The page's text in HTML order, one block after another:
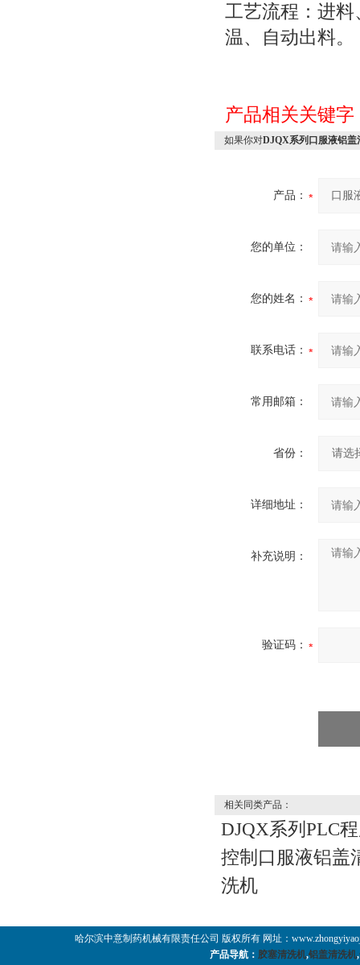
工艺流程：进
温、自动出料。
产品相关关键字
如果你对DJQX系列口服液铝盖
产品：
您的单位：
您的姓名：
联系电话：
常用邮箱：
省份：
详细地址：
补充说明：
验证码：
相关同类产品：
DJQX系列PLC
控制口服液铝盖
洗机
哈尔滨中意制药机械有限责任公司 版权所有 网址：
产品导航： 胶塞清洗机,铝盖清洗机,